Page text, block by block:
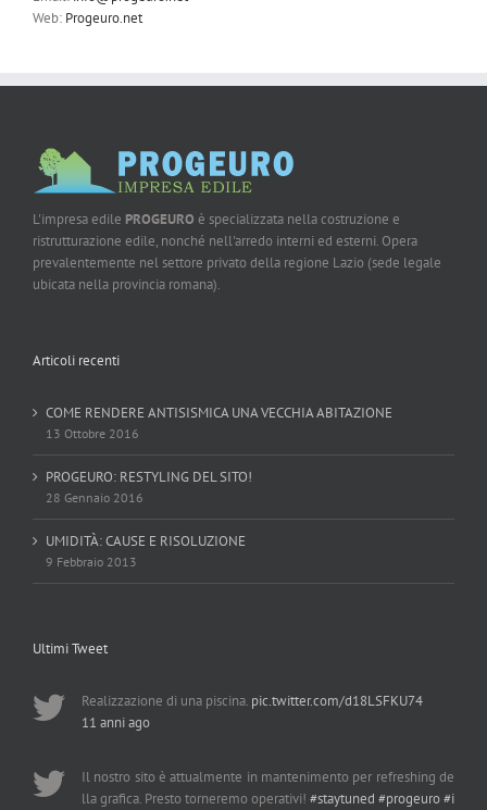
Web: Progeuro.net
L'impresa edile PROGEURO è specializzata nella costruzione e
ristrutturazione edile, nonché nell'arredo interni ed esterni. Opera
prevalentemente nel settore privato della regione Lazio (sede legale
ubicata nella provincia romana).
Articoli recenti
COME RENDERE ANTISISMICA UNA VECCHIA ABITAZIONE
13 Ottobre 2016
PROGEURO: RESTYLING DEL SITO!
28 Gennaio 2016
UMIDITÀ: CAUSE E RISOLUZIONE
9 Febbraio 2013
Ultimi Tweet
Realizzazione di una piscina. pic.twitter.com/d18LSFKU74
11 anni ago
Il nostro sito è attualmente in mantenimento per refreshing de
lla grafica. Presto torneremo operativi! #staytuned #progeuro#i